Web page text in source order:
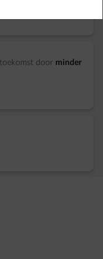
door minder